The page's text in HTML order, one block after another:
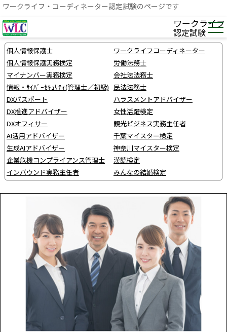
ワークライフ・コーディネーター認定試験のページです
ワークライ
認定試験
個人情報保護士
個人情報保護実務検定
マイナンバー実務検定
情報・ｻｲﾊﾞｰｾｷｭﾘﾃｨ(管理士／初級)
DXパスポート
DX推進アドバイザー
DXオフィサー
AI活用アドバイザー
生成AIアドバイザー
企業危機コンプライアンス管理士
インバウンド実務主任者
ワークライフコーディネーター
労働法務士
会社法法務士
民法法務士
ハラスメントアドバイザー
女性活躍検定
観光ビジネス実務主任者
千葉マイスター検定
神奈川マイスター検定
漢読検定
みんなの結婚検定